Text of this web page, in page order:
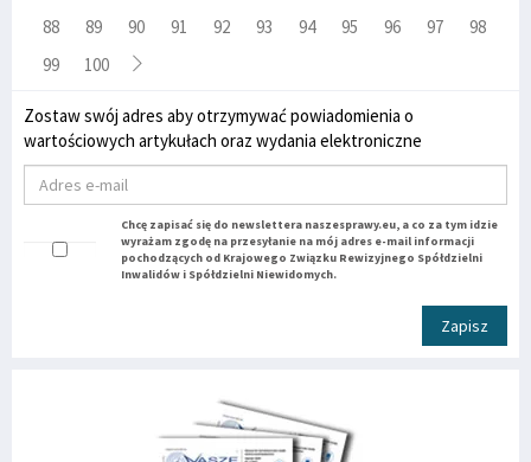
88
89 90 91 92 93 94 95 96 97
98
99
100
Zostaw swój adres aby otrzymywać powiadomienia o
wartościowych artykułach oraz wydania elektroniczne
Chcę zapisać się do newslettera naszesprawy.eu, a co za tym idzie
wyrażam zgodę na przesyłanie na mój adres e-mail informacji
pochodzących od Krajowego Związku Rewizyjnego Spółdzielni
Inwalidów i Spółdzielni Niewidomych.
Zapisz